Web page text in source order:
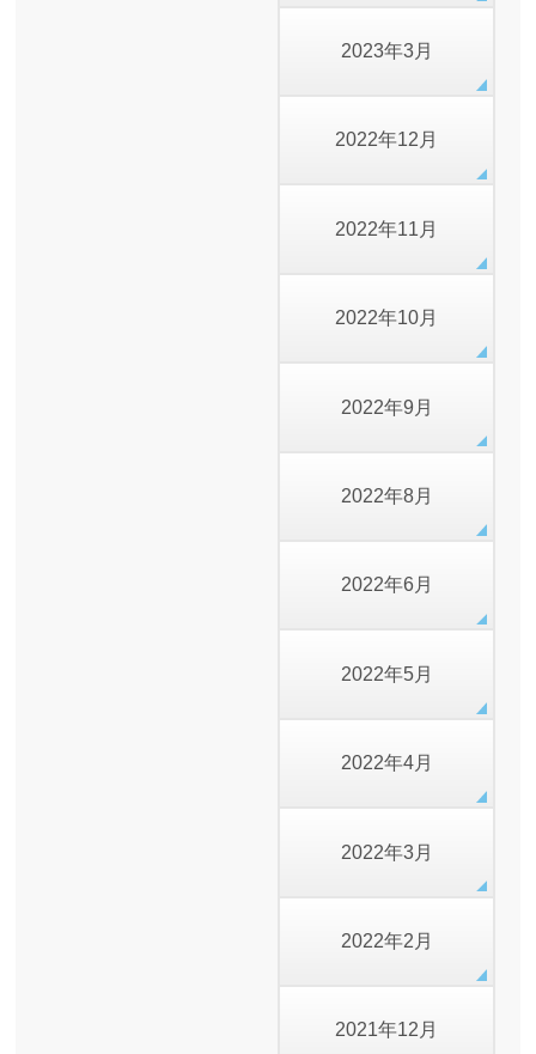
2023年3月
2022年12月
2022年11月
2022年10月
2022年9月
2022年8月
2022年6月
2022年5月
2022年4月
2022年3月
2022年2月
2021年12月